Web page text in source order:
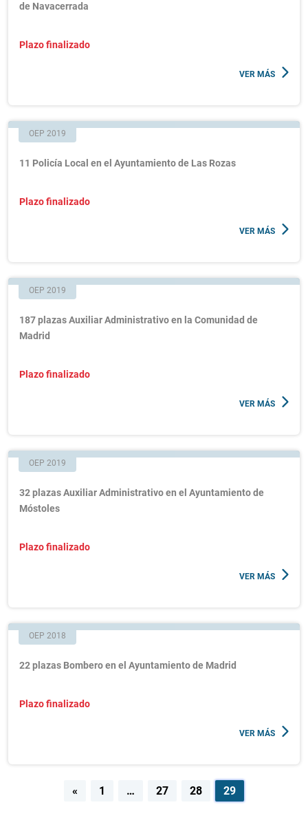
de Navacerrada
Plazo finalizado
VER MÁS
OEP 2019
11 Policía Local en el Ayuntamiento de Las Rozas
Plazo finalizado
VER MÁS
OEP 2019
187 plazas Auxiliar Administrativo en la Comunidad de
Madrid
Plazo finalizado
VER MÁS
OEP 2019
32 plazas Auxiliar Administrativo en el Ayuntamiento de
Móstoles
Plazo finalizado
VER MÁS
OEP 2018
22 plazas Bombero en el Ayuntamiento de Madrid
Plazo finalizado
VER MÁS
Navegación
« 1 … 27 28 29